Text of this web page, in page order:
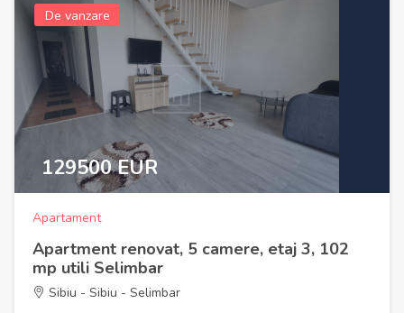
De vanzare
129500 EUR
Apartament
Apartment renovat, 5 camere, etaj 3, 102
mp utili Selimbar
Sibiu - Sibiu - Selimbar